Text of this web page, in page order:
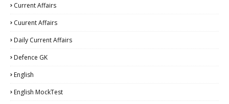
Current Affairs
Cuurent Affairs
Daily Current Affairs
Defence GK
English
English MockTest